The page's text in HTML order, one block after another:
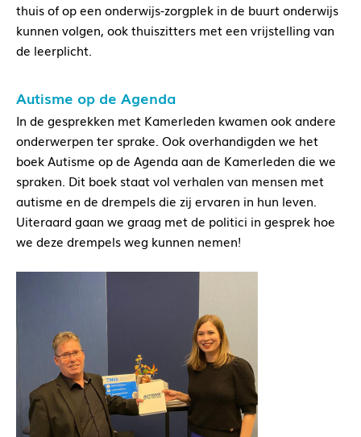
thuis of op een onderwijs-zorgplek in de buurt onderwijs
kunnen volgen, ook thuiszitters met een vrijstelling van
de leerplicht.
Autisme op de Agenda
In de gesprekken met Kamerleden kwamen ook andere
onderwerpen ter sprake. Ook overhandigden we het
boek Autisme op de Agenda aan de Kamerleden die we
spraken. Dit boek staat vol verhalen van mensen met
autisme en de drempels die zij ervaren in hun leven.
Uiteraard gaan we graag met de politici in gesprek hoe
we deze drempels weg kunnen nemen!